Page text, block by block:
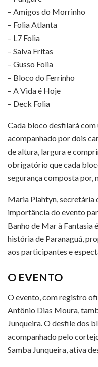
– Amigos do Morrinho
– Folia Atlanta
– L7 Folia
– Salva Fritas
– Gusso Folia
– Bloco do Ferrinho
– A Vida é Hoje
– Deck Folia
Cada bloco desfilará
acompanhado por dois
de altura, largura e
obrigatório que cada
segurança composta por,
Maria Plahtyn, secretária
importância do evento
Banho de Mar à Fantasia
história de Paranaguá,
aos participantes e
O EVENTO
O evento, com registro
Antônio Dias Moura,
Junqueira. O desfile dos
acompanhado pelo
Samba Junqueira, ativa